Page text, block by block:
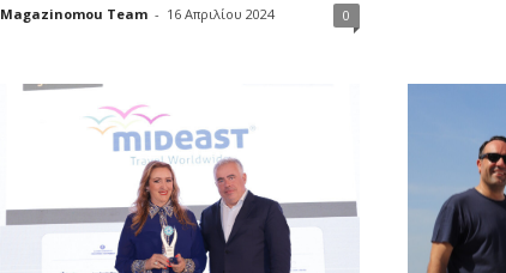
Magazinomou Team - 16 Απριλίου 2024 0